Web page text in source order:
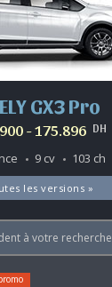
GX3 Pro
- 175.896 DH
9 cv 103 ch
les versions »
à votre recherche